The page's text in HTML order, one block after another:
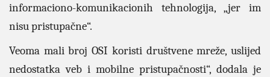
informaciono-komunikacionih tehnologija, „jer im
nisu pristupačne“.
Veoma mali broj OSI koristi društvene mreže, uslijed
nedostatka veb i mobilne pristupačnosti“, dodala je